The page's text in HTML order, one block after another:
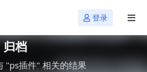
登录
归档
"ps插件" 相关的结果